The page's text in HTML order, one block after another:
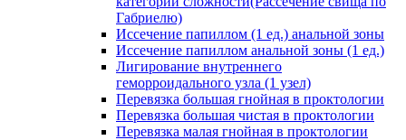
Габриелю)
Иссечение папиллом (1 ед.) анальной зоны
Иссечение папиллом анальной зоны (1 ед.)
Лигирование внутреннего
геморроидального узла (1 узел)
Перевязка большая гнойная в проктологии
Перевязка большая чистая в проктологии
Перевязка малая гнойная в проктологии